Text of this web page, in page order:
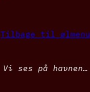
Tilbage til ølmenu
Vi ses på havnen…